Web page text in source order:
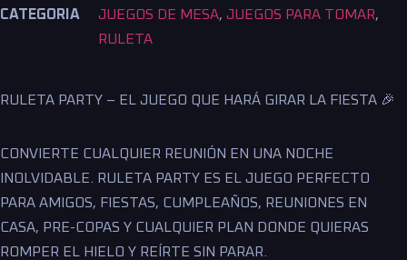
CATEGORIA JUEGOS DE MESA, JUEGOS PARA TOMAR,
RULETA
RULETA PARTY – EL JUEGO QUE HARÁ GIRAR LA FIESTA 🎉
CONVIERTE CUALQUIER REUNIÓN EN UNA NOCHE
INOLVIDABLE. RULETA PARTY ES EL JUEGO PERFECTO
PARA AMIGOS, FIESTAS, CUMPLEAÑOS, REUNIONES EN
CASA, PRE-COPAS Y CUALQUIER PLAN DONDE QUIERAS
ROMPER EL HIELO Y REÍRTE SIN PARAR.